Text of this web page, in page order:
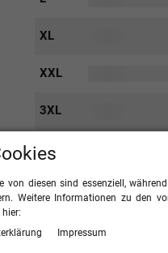
XL
XXL
3XL
4XL
20,99 €
34,99 €
von diesen sind essenziell,
Weitere Informationen zu den
Impressum